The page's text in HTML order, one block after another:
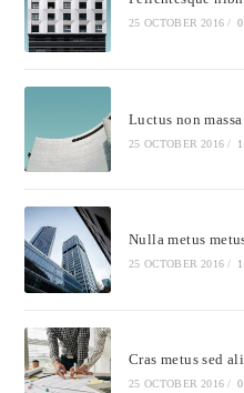
25 OCTOBER 2016 /
Luctus non
25 OCTOBER 2016 /
Nulla metus
25 OCTOBER 2016 /
Cras metus sed
25 OCTOBER 2016 /